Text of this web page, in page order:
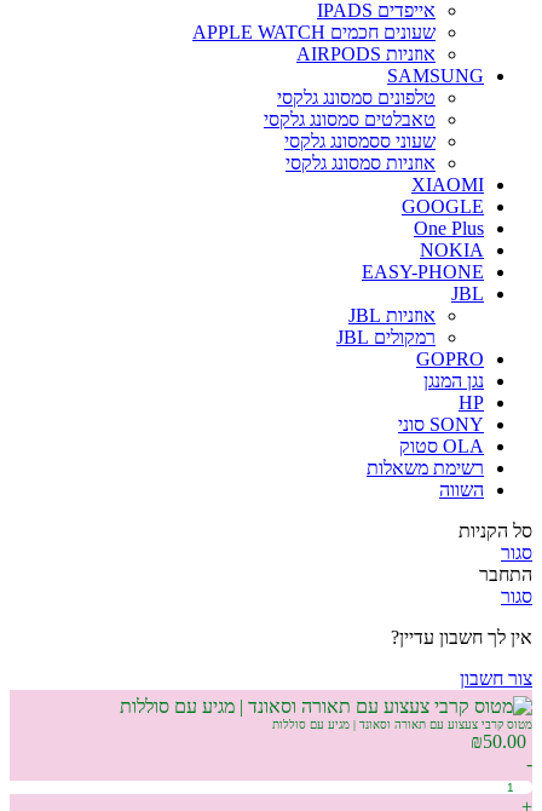
אייפדים IPADS
שעונים חכמים APPLE WATCH
אוזניות AIRPODS
SAMSUNG
טלפונים סמסונג גלקסי
טאבלטים סמסונג גלקסי
שעוני ססמסונג גלקסי
אוזניות סמסונג גלקסי
XIAOMI
GOOGLE
One Plus
NOKIA
EASY-PHONE
JBL
אוזניות JBL
רמקולים JBL
GOPRO
נגן המנגן
HP
SONY סוני
OLA סטוק
רשימת משאלות
השווה
סל הקניות
סגור
התחבר
סגור
אין לך חשבון עדיין?
צור חשבון
מטוס קרבי צעצוע עם תאורה וסאונד | מגיע עם סוללות
₪50.00
-
+